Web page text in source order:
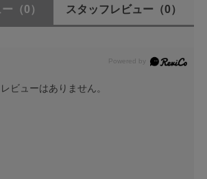
（0） スタッフレビュー （0）
レビューはありません。